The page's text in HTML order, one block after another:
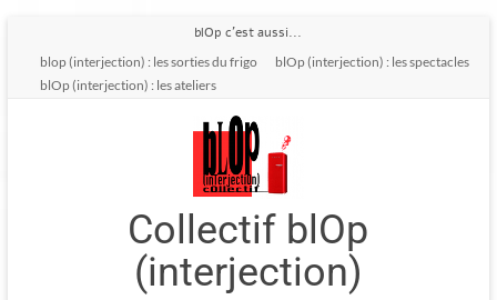
contenu
blOp c'est aussi...
blop (interjection) : les sorties du frigo
blOp (interjection) : les spectacles
blOp (interjection) : les ateliers
Collectif blOp
(interjection)